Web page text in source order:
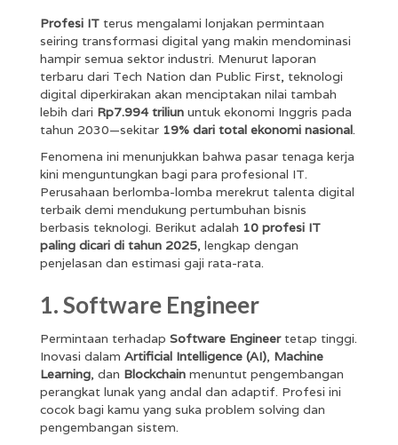
Profesi IT terus mengalami lonjakan permintaan
seiring transformasi digital yang makin mendominasi
hampir semua sektor industri. Menurut laporan
terbaru dari Tech Nation dan Public First, teknologi
digital diperkirakan akan menciptakan nilai tambah
lebih dari Rp7.994 triliun untuk ekonomi Inggris pada
tahun 2030—sekitar 19% dari total ekonomi nasional.
Fenomena ini menunjukkan bahwa pasar tenaga kerja
kini menguntungkan bagi para profesional IT.
Perusahaan berlomba-lomba merekrut talenta digital
terbaik demi mendukung pertumbuhan bisnis
berbasis teknologi. Berikut adalah 10 profesi IT
paling dicari di tahun 2025, lengkap dengan
penjelasan dan estimasi gaji rata-rata.
1. Software Engineer
Permintaan terhadap Software Engineertetap tinggi.
Inovasi dalam Artificial Intelligence (AI), Machine
Learning, dan Blockchain menuntut pengembangan
perangkat lunak yang andal dan adaptif. Profesi ini
cocok bagi kamu yang suka problem solving dan
pengembangan sistem.